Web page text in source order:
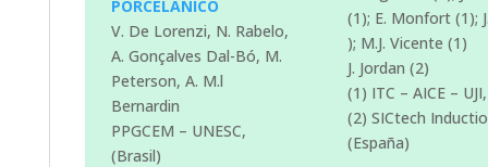
PORCELÁNICO
V. De Lorenzi, N. Rabelo,
A. Gonçalves Dal-Bó, M.
Peterson, A. M.l
Bernardin
PPGCEM – UNESC,
(Brasil)
(1); E. Monfort (1);
); M.J. Vicente (1)
J. Jordan (2)
(1) ITC – AICE –
(2) SICtech
(España)